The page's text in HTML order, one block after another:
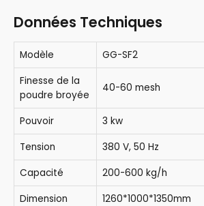
Données Techniques
Modèle
GG-SF2
Finesse de la
poudre broyée
40-60 mesh
Pouvoir
3 kw
Tension
380 V, 50 Hz
Capacité
200-600 kg/h
Dimension
1260*1000*1350mm